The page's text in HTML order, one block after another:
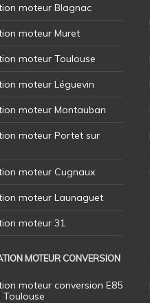
moteur Blagnac
moteur Muret
moteur Toulouse
moteur Léguevin
moteur Montauban
moteur Portet sur
moteur Cugnaux
moteur Launaguet
moteur 31
MOTEUR CONVERSION
moteur conversion E85